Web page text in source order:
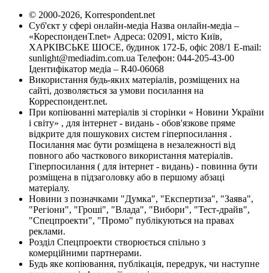
© 2000-2026, Korrespondent.net
Суб'єкт у сфері онлайн-медіа Назва онлайн-медіа –
«КореспонденТ.net» Адреса: 02091, місто Київ,
ХАРКІВСЬКЕ ШОСЕ, будинок 172-Б, офіс 208/1 E-mail:
sunlight@mediadim.com.ua Телефон: 044-205-43-00
Ідентифікатор медіа – R40-06068
Використання будь-яких матеріалів, розміщених на
сайті, дозволяється за умови посилання на
Корреспондент.net.
При копіюванні матеріалів зі сторінки « Новини України
і світу» , для інтернет - видань - обов'язкове пряме
відкрите для пошукових систем гіперпосилання .
Посилання має бути розміщена в незалежності від
повного або часткового використання матеріалів.
Гіперпосилання ( для інтернет - видань) - повинна бути
розміщена в підзаголовку або в першому абзаці
матеріалу.
Новини з позначками "Думка", "Експертиза", "Заява",
"Регіони", "Гроші", "Влада", "Вибори", "Тест-драйв",
"Спецпроекти", "Промо" публікуються на правах
реклами.
Розділ Спецпроекти створюється спільно з
комерційними партнерами.
Будь яке копіювання, публікація, передрук, чи наступне